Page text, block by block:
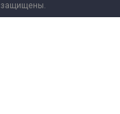
защищены.